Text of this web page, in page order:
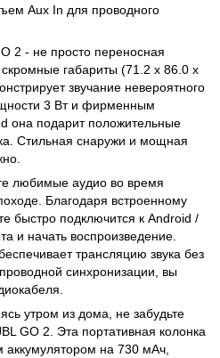
Aux In для проводного
2 - не просто переносная
габариты (71.2 x 86.0 x
звучание невероятного
3 Вт и фирменным
она подарит положительные
Стильная снаружи и мощная
любимые аудио во время
Благодаря встроенному
быстро подключится к Android /
и начать воспроизведение.
трансляцию звука без
синхронизации, вы
утром из дома, не забудьте
GO 2. Эта портативная колонка
на 730 мАч,